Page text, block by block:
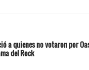
a quienes no votaron por
del Rock